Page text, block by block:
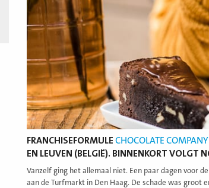
FRANCHISEFORMULE CHOCOLATE COMPANY
EN LEUVEN (BELGIË). BINNENKORT VOLGT
Vanzelf ging het allemaal niet. Een paar dagen voor
aan de Turfmarkt in Den Haag. De schade was groot